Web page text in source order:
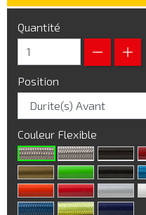
Quantité
Position
Couleur Flexible